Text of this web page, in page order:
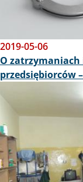
2019-05-06
O
przedsiębiorców